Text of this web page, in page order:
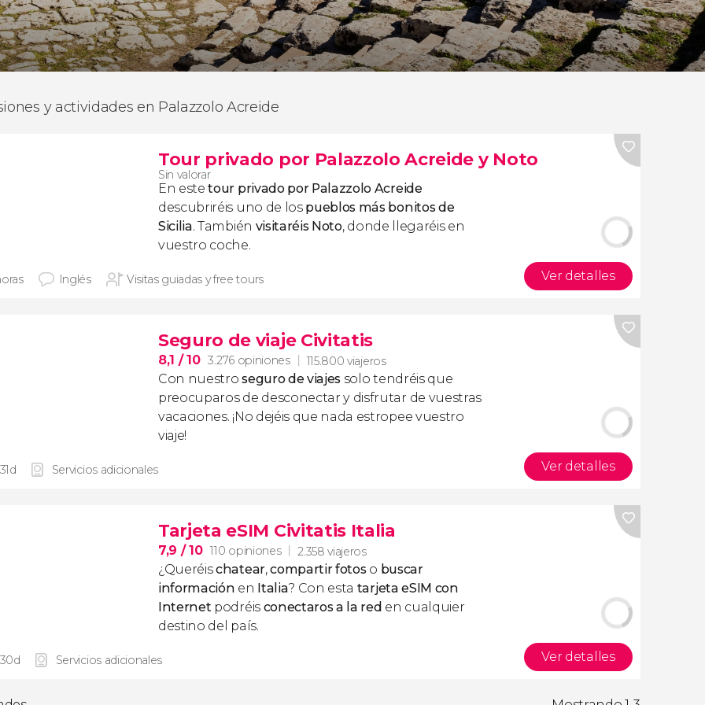
y actividades en Palazzolo Acreide
Tour privado por Palazzolo Acreide y Noto
Sin valorar
En estetour privado por Palazzolo Acreide
descubriréis uno de los pueblos más bonitos de
Sicilia. También visitaréis Noto, donde llegaréis en
vuestro coche.
Inglés Visitas guiadas y free tours Ver detalles
Seguro de viaje Civitatis
8,1 / 10 3.276 opiniones 115.800 viajeros
Con nuestroseguro de viajes solo tendréis que
preocuparos de desconectar y disfrutar de vuestras
vacaciones. ¡No dejéis que nada estropee vuestro
viaje!
Servicios adicionales Ver detalles
Tarjeta eSIM Civitatis Italia
7,9 / 10 110 opiniones 2.358 viajeros
¿Queréischatear,compartir fotoso buscar
información en Italia? Con esta tarjeta eSIM con
Internet podréis conectaros a la red en cualquier
destino del país.
Servicios adicionales Ver detalles